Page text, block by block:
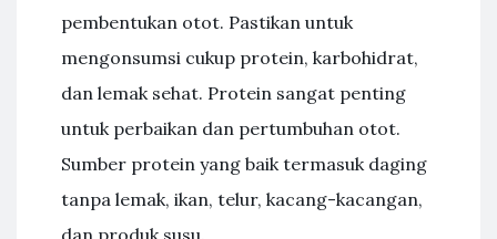
pembentukan otot. Pastikan untuk
mengonsumsi cukup protein, karbohidrat,
dan lemak sehat. Protein sangat penting
untuk perbaikan dan pertumbuhan otot.
Sumber protein yang baik termasuk daging
tanpa lemak, ikan, telur, kacang-kacangan,
dan produk susu.